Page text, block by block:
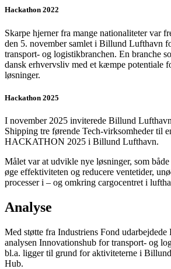
Hackathon 2022
Skarpe hjerner fra mange nationaliteter var
den 5. november samlet i Billund Lufthavn
transport- og logistikbranchen. En branche
dansk erhvervsliv med et kæmpe potentiale
løsninger.
Hackathon 2025
I november 2025 inviterede Billund
Shipping tre førende Tech-virksomheder til
HACKATHON 2025 i Billund Lufthavn.
Målet var at udvikle nye løsninger, som både
øge effektiviteten og reducere ventetider,
processer i – og omkring cargocentret i
Analyse
Med støtte fra Industriens Fond
analysen Innovationshub for transport- og
bl.a. ligger til grund for aktiviteterne i
Hub.